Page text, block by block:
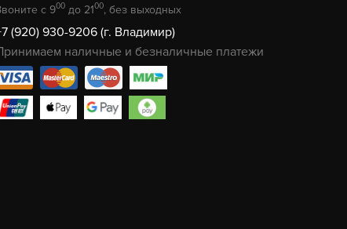
с 900 до 2100, без выходных
(920) 930-9206 (г. Владимир)
наличные и безналичные платежи